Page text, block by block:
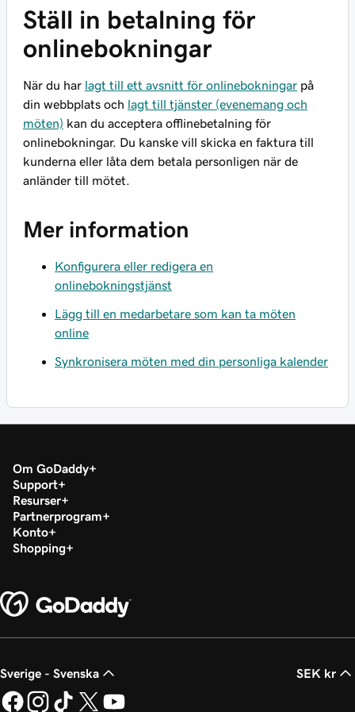
Ställ in betalning för
onlinebokningar
När du har lagt till ett avsnitt för onlinebokningar på
din webbplats och lagt till tjänster (evenemang och
möten) kan du acceptera offlinebetalning för
onlinebokningar. Du kanske vill skicka en faktura till
kunderna eller låta dem betala personligen när de
anländer till mötet.
Mer information
Konfigurera eller redigera en
onlinebokningstjänst
Lägg till en medarbetare som kan ta möten
online
Synkronisera möten med din personliga kalender
Om GoDaddy
Support
Resurser
Partnerprogram
Konto
Shopping
Sverige - Svenska SEK kr